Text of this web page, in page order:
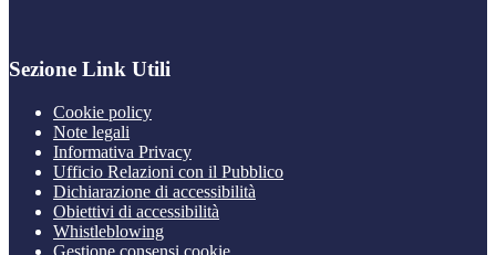
Sezione Link Utili
Cookie policy
Note legali
Informativa Privacy
Ufficio Relazioni con il Pubblico
Dichiarazione di accessibilità
Obiettivi di accessibilità
Whistleblowing
Gestione consensi cookie